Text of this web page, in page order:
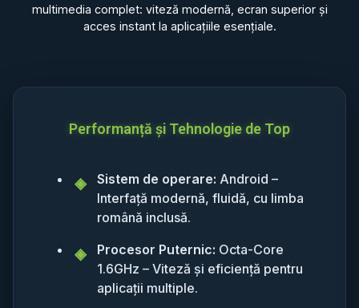
multimedia complet: viteză modernă, ecran superior și
acces instant la aplicațiile esențiale.
Performanță și Tehnologie de Top
Sistem de operare: Android –
Interfață modernă, fluidă, cu limba
română inclusă.
Procesor Puternic: Octa-Core
1.6GHz – Viteză și eficiență pentru
aplicații multiple.